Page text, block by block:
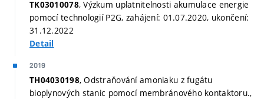
TK03010078, Výzkum uplatnitelnosti akumulace energie
pomocí technologií P2G, zahájení: 01.07.2020, ukončení:
31.12.2022
Detail
2019
TH04030198, Odstraňování amoniaku z fugátu
bioplynových stanic pomocí membránového kontaktoru.,